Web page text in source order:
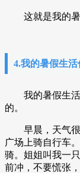
这就是我的暑
4.我的暑假生
我的暑假生活
的。
早晨，天气很
广场上骑自行车
骑。姐姐叫我一
前冲，不要慌张